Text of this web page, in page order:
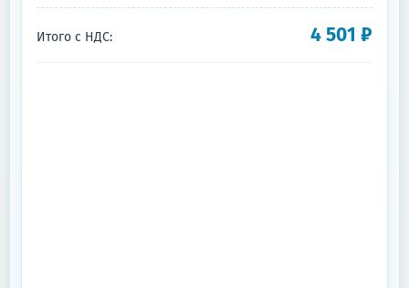
Итого с НДС: 4 501 ₽